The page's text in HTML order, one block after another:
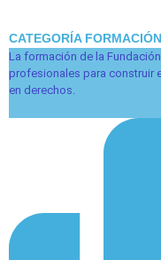
CATEGORÍA FORMACIÓN
La formación de la
profesionales para construir
en derechos.